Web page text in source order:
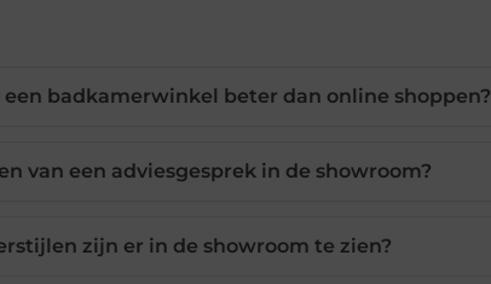
een badkamerwinkel beter dan online shoppen?
van een adviesgesprek in de showroom?
zijn er in de showroom te zien?